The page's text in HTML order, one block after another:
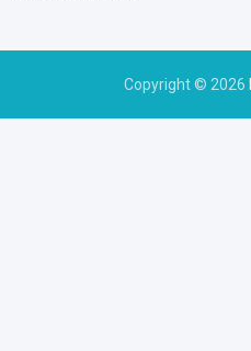
Copyright © 2026